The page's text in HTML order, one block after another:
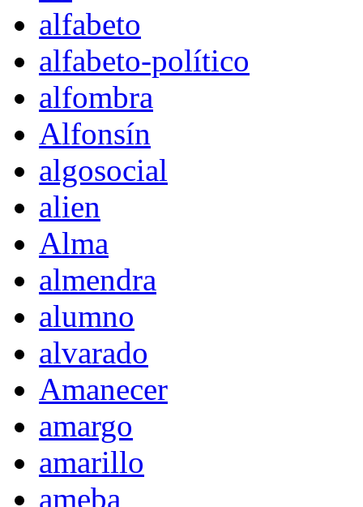
alfabeto
alfabeto-político
alfombra
Alfonsín
algosocial
alien
Alma
almendra
alumno
alvarado
Amanecer
amargo
amarillo
ameba